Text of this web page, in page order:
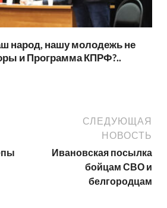
народ, нашу молодежь не
и Программа КПРФ?..
СЛЕДУЮЩАЯ
НОВОСТЬ
Ивановская посылка
бойцам СВО и
белгородцам